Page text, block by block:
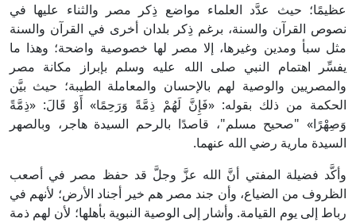
عظيمًا؛ حيث عدَّد العلماء مواضع ذِكر مصر والثناء عليها في
نصوص القرآن والسنة، برغم ذِكر بلدان أخرى في القرآن والسنة
مثل سبأ ومدين وغيرها، إلا مصر لها خصوصية واضحة؛ وهذا ما
يفسِّر اهتمام النبي صلى الله عليه وسلم بإبراز مكانة مصر
والمصريين والوصية لهم بالإحسان والمعاملة الطيبة؛ حيث بيَّن
الحكمة من ذلك بقوله: «فَإِنَّ لَهُمْ ذِمَّةً وَرَحِمًا» أَوْ قَالَ: «ذِمَّةً
وَصِهْرًا» "صحيح مسلم"، قاصدًا بالرحم السيدة هاجر، وبالصهر
السيدة مارية رضي الله عنهما.
وأكَّد فضيلة المفتي أنَّ الله عزَّ وجلَّ قد حفظ مصر في أصعب
الظروف من الضياع، وأن جند مصر هم خير أجناد الأرض؛ لأنهم في
رباط إلى يوم القيامة. وأشار إلى الوصية النبوية بأهلها؛ لأن لهم ذمة